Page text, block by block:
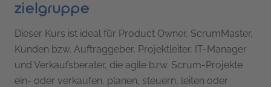
zielgruppe
Dieser Kurs ist ideal für Product Owner, ScrumMaster,
Kunden bzw. Auftraggeber, Projektleiter, IT-Manager
und Verkaufsberater, die agile bzw. Scrum-Projekte
ein- oder verkaufen, planen, steuern, leiten oder